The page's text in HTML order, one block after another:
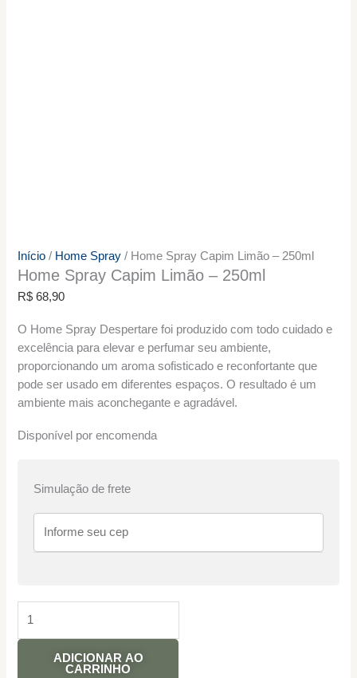
Início / Home Spray / Home Spray Capim Limão – 250ml
Home Spray Capim Limão – 250ml
R$ 68,90
O Home Spray Despertare foi produzido com todo cuidado e
excelência para elevar e perfumar seu ambiente,
proporcionando um aroma sofisticado e reconfortante que
pode ser usado em diferentes espaços. O resultado é um
ambiente mais aconchegante e agradável.
Disponível por encomenda
Simulação de frete
ADICIONAR AO
CARRINHO